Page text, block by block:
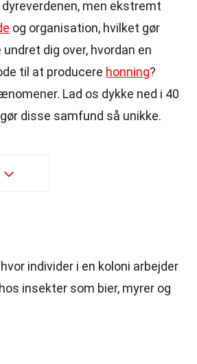
men ekstremt
og organisation, hvilket gør
dig over, hvordan en
til at producere honning?
Lad os dykke ned i 40
disse samfund så unikke.
hvor individer i en koloni arbejder
insekter som bier, myrer og